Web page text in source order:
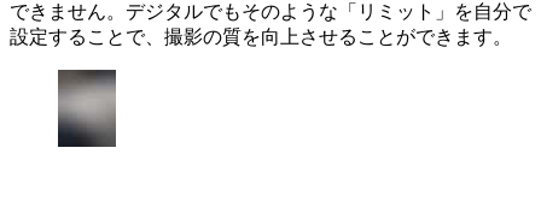
できません。デジタルでもそのような「リミット」を自分で
設定することで、撮影の質を向上させることができます。